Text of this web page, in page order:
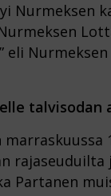
Nurmeksen
eli
talvisodan
Partanen